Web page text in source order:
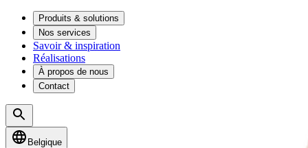
Produits & solutions
Nos services
Savoir & inspiration
Réalisations
À propos de nous
Contact
Belgique